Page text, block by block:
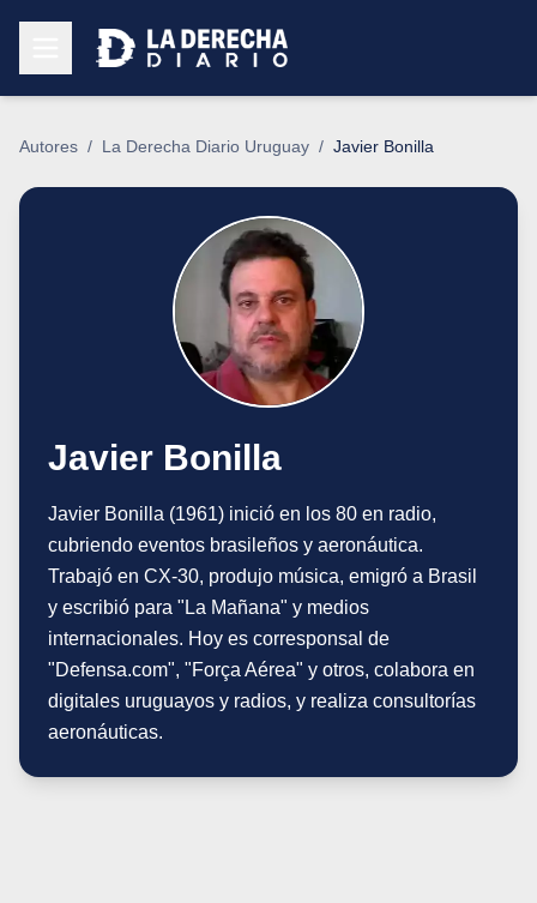
Autores / La Derecha Diario Uruguay / Javier Bonilla
Javier Bonilla
Javier Bonilla (1961) inició en los 80 en radio,
cubriendo eventos brasileños y aeronáutica.
Trabajó en CX-30, produjo música, emigró a Brasil
y escribió para "La Mañana" y medios
internacionales. Hoy es corresponsal de
"Defensa.com", "Força Aérea" y otros, colabora en
digitales uruguayos y radios, y realiza consultorías
aeronáuticas.